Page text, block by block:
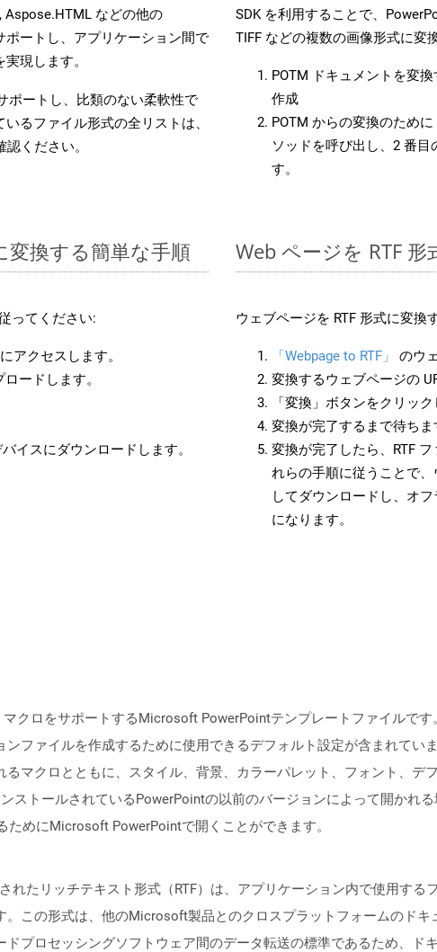
Aspose.HTML などの他の
ートし、アプリケーション間で
現します。
ポートし、比類のない柔軟性で
るファイル形式の全リストは、
ください。
SDK を利用することで、
TIFF などの複数の画像形式に変
POTM ドキュメントを変
作成
POTM からの変換のため
ソッドを呼び出し、2 番
す。
変換する簡単な手順
ってください:
アクセスします。
ードします。
イスにダウンロードします。
Web ページを RTF
ウェブページを RTF 形式に変換
「Webpage to RTF」
のウ
変換するウェブページの
「変換」ボタンをクリッ
変換が完了するまで待ちま
変換が完了したら、RTF
れらの手順に従うことで
してダウンロードし、オ
になります。
クロをサポートするMicrosoft PowerPointテンプレートファイルで
ファイルを作成するために使用できるデフォルト設定が含まれてい
マクロとともに、スタイル、背景、カラーパレット、フォント、デ
ストールされているPowerPointの以前のバージョンによって開かれ
めにMicrosoft PowerPointで開くことができます。
れたリッチテキスト形式（RTF）は、アプリケーション内で使用する
。この形式は、他のMicrosoft製品とのクロスプラットフォームのド
プロセッシングソフトウェア間のデータ転送の標準であるため、ド